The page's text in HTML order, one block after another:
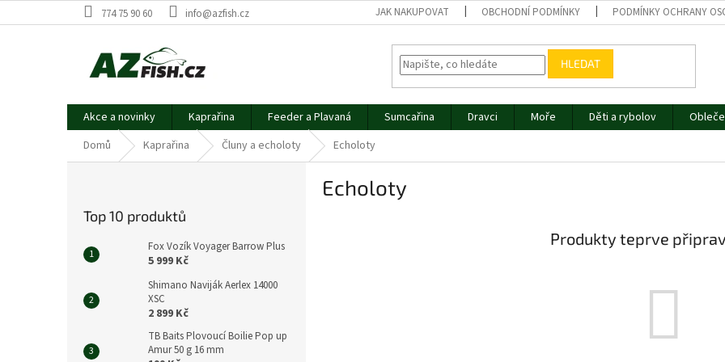
na
774 75 90 60 info@azfish.cz JAK NAKUPOVAT OBCHODNÍ PODMÍNKY PODMÍNKY OCHRANY
HLEDAT
Akce a novinky Kaprařina Feeder a Plavaná Sumcařina Dravci Moře Děti a rybolov
Domů
Kaprařina Čluny a echoloty Echoloty
Top 10 produktů
Fox Vozík Voyager Barrow Plus
5 999 Kč
Shimano Naviják Aerlex 14000
XSC
2 899 Kč
TB Baits Plovoucí Boilie Pop up
Amur 50 g 16 mm
Echoloty
Produkty teprve